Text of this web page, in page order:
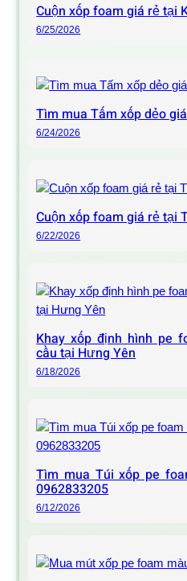
Cuộn xốp foam giá rẻ tại
6/25/2026
Tìm mua Tấm xốp dẻo
6/24/2026
Cuộn xốp foam giá rẻ tại
6/22/2026
Khay xốp định hình pe
cầu tại Hưng Yên
6/18/2026
Tìm mua Túi xốp pe
0962833205
6/12/2026